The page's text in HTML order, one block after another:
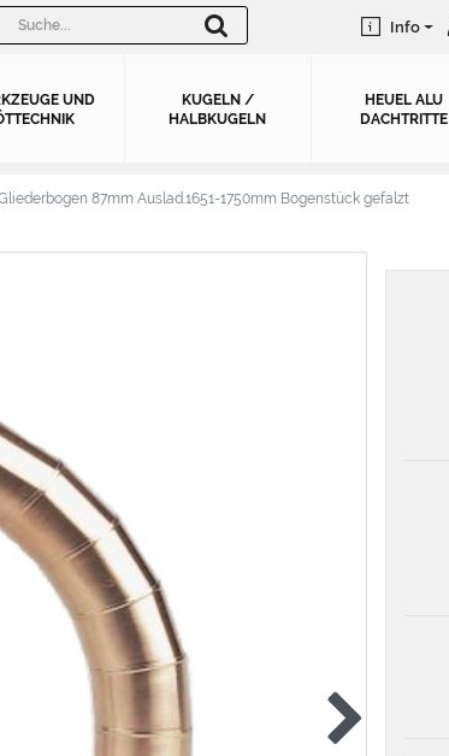
Info
UND
KUGELN /
HALBKUGELN
HEUEL ALU
DACHTRITTE
87mm Auslad.1651-1750mm Bogenstück gefalzt